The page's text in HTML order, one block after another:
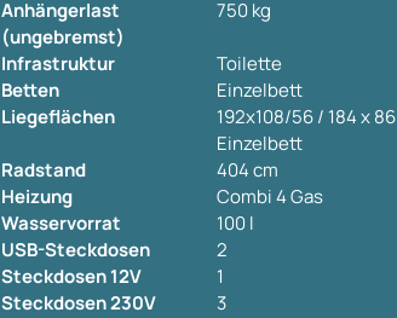
Anhängerlast
(ungebremst)
750 kg
Infrastruktur
Toilette
Betten
Einzelbett
Liegeflächen
192x108/56 / 184 x 86
Einzelbett
Radstand
404 cm
Heizung
Combi 4 Gas
Wasservorrat
100 l
USB-Steckdosen
2
Steckdosen 12V
1
Steckdosen 230V
3